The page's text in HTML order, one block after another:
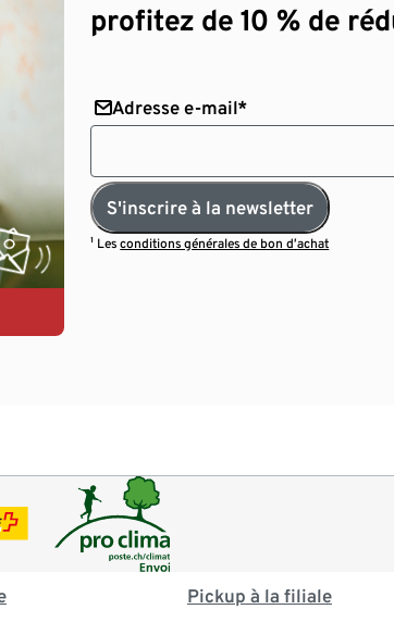
profitez de 10 % de
Adresse e-mail*
S'inscrire à la newsletter
¹ Lesconditions générales de bon d’achat
Pickup à la filiale